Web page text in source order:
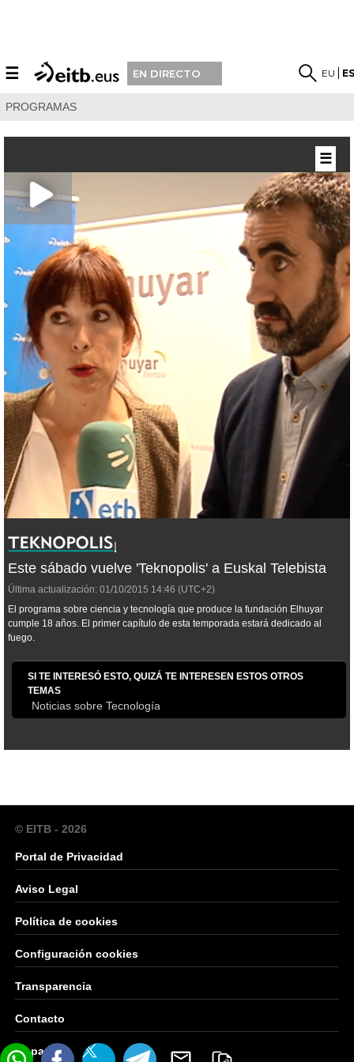
☰ EN DIRECTO EU
PROGRAMAS
Este sábado vuelve 'Teknopolis' a Euskal Telebista
Última actualización: 01/10/2015 14:46 (UTC+2)
El programa sobre ciencia y tecnología que produce la fundación Elhuyar
cumple 18 años. El primer capítulo de esta temporada estará dedicado al
fuego.
SI TE INTERESÓ ESTO, QUIZÁ TE INTERESEN ESTOS OTROS
TEMAS
Noticias sobre Tecnología
☰
© EITB - 2026
Portal de Privacidad
Aviso Legal
Política de cookies
Configuración cookies
Transparencia
Contacto
Mapa Web